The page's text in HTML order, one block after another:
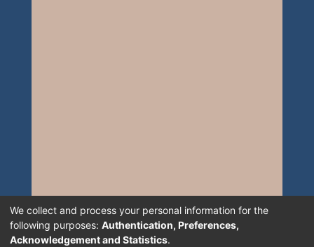
We collect and process your personal information for the
following purposes: Authentication, Preferences,
Acknowledgement and Statistics.